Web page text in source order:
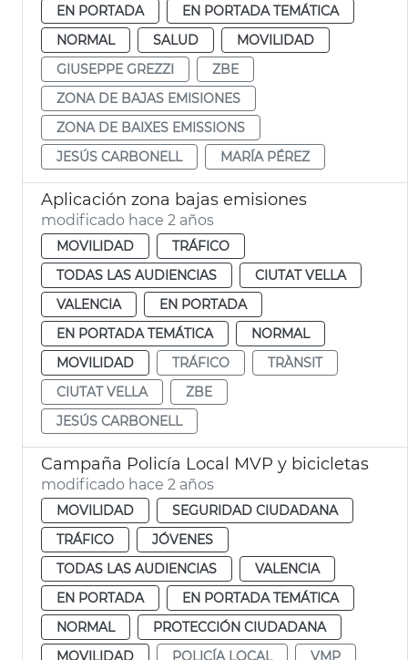
EN PORTADA
EN PORTADA TEMÁTICA
NORMAL
SALUD
MOVILIDAD
GIUSEPPE GREZZI
ZBE
ZONA DE BAJAS EMISIONES
ZONA DE BAIXES EMISSIONS
JESÚS CARBONELL
MARÍA PÉREZ
Aplicación zona bajas emisiones
modificado hace 2 años
MOVILIDAD
TRÁFICO
TODAS LAS AUDIENCIAS
CIUTAT VELLA
VALENCIA
EN PORTADA
EN PORTADA TEMÁTICA
NORMAL
MOVILIDAD
TRÁFICO
TRÀNSIT
CIUTAT VELLA
ZBE
JESÚS CARBONELL
Campaña Policía Local MVP y bicicletas
modificado hace 2 años
MOVILIDAD
SEGURIDAD CIUDADANA
TRÁFICO
JÓVENES
TODAS LAS AUDIENCIAS
VALENCIA
EN PORTADA
EN PORTADA TEMÁTICA
NORMAL
PROTECCIÓN CIUDADANA
MOVILIDAD
POLICÍA LOCAL
VMP